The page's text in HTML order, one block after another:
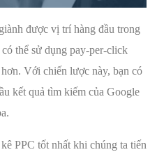
được vị trí hàng đầu trong
thể sử dụng pay-per-click
Với chiến lược này, bạn có
kết quả tìm kiếm của Google
PPC tốt nhất khi chúng ta tiến